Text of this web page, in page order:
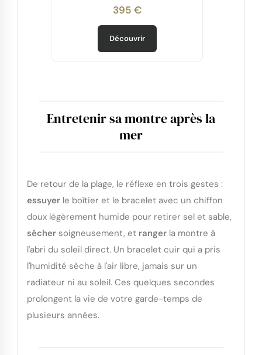
395 €
Découvrir
Entretenir sa montre après la
mer
De retour de la plage, le réflexe en trois gestes :
essuyer le boîtier et le bracelet avec un chiffon
doux légèrement humide pour retirer sel et sable,
sécher soigneusement, et ranger la montre à
l'abri du soleil direct. Un bracelet cuir qui a pris
l'humidité sèche à l'air libre, jamais sur un
radiateur ni au soleil. Ces quelques secondes
prolongent la vie de votre garde-temps de
plusieurs années.